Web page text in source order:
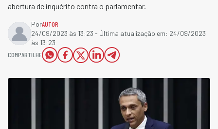
abertura de inquérito contra o parlamentar.
PorAUTOR
24/09/2023 às 13:23 - Última atualização em: 24/09/2023
às 13:23
COMPARTILHE